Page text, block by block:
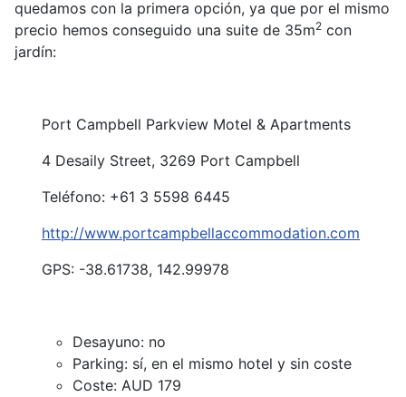
quedamos con la primera opción, ya que por el mismo
precio hemos conseguido una suite de 35m2 con
jardín:
Port Campbell Parkview Motel & Apartments
4 Desaily Street, 3269 Port Campbell
Teléfono: +61 3 5598 6445
http://www.portcampbellaccommodation.com
GPS: -38.61738, 142.99978
Desayuno: no
Parking: sí, en el mismo hotel y sin coste
Coste: AUD 179